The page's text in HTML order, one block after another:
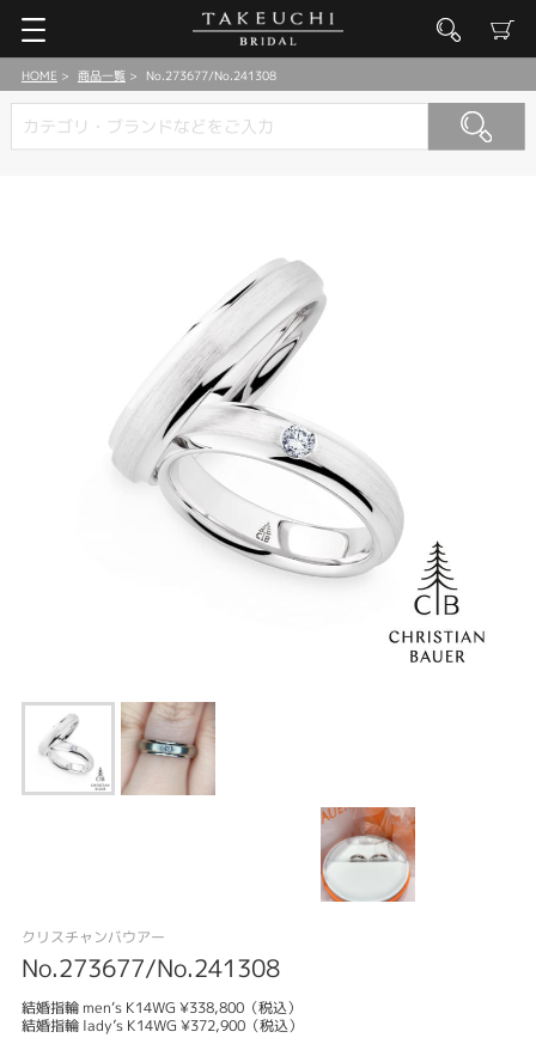
HOME 商品一覧 No.273677/No.241308
クリスチャンバウアー
No.273677/No.241308
結婚指輪 men‘s K14WG ¥338,800（税込）
結婚指輪 lady’s K14WG ¥372,900（税込）